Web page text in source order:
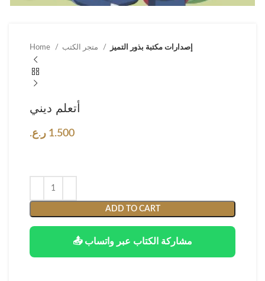
Home إصدارات مكتبة بذور التميز
أتعلم ديني
1.500 ر.ع.
ADD TO CART
📤 مشاركة الكتاب عبر واتساب